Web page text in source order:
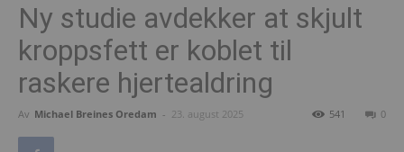
Ny studie avdekker at skjult
kroppsfett er koblet til
raskere hjertealdring
Av Michael Breines Oredam - 23. august 2025 0
541